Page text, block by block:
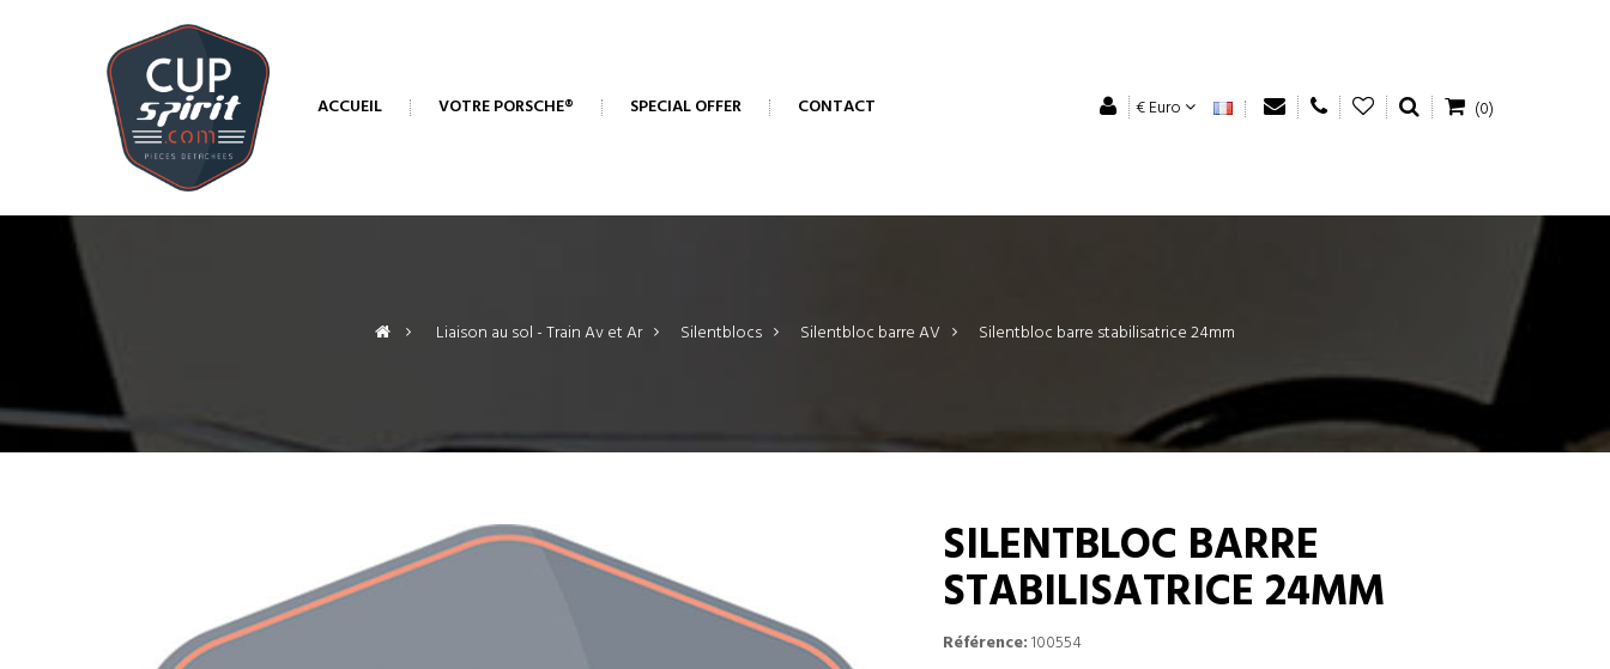
ACCUEIL VOTRE PORSCHE® SPECIAL OFFER CONTACT € Euro (0)
> Liaison au sol - Train Av et Ar > Silentblocs > Silentbloc barre AV > Silentbloc barre stabilisatrice 24mm
SILENTBLOC BARRE
STABILISATRICE 24MM
Référence:100554